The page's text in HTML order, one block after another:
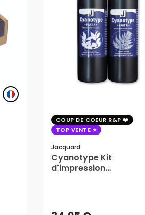
COUP DE COEUR R&P
TOP VENTE
Jacquard
Cyanotype Kit
d'impression
AJOUTER AU PANIER